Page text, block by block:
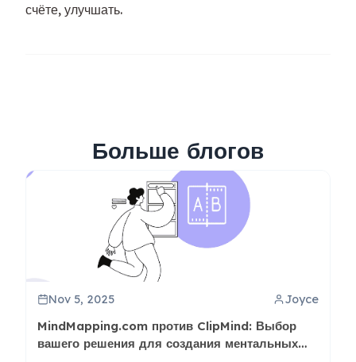
счёте, улучшать.
Больше блогов
Nov 5, 2025 Joyce
MindMapping.com против ClipMind: Выбор
вашего решения для создания ментальных